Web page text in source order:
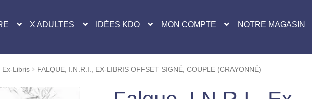
X ADULTES IDÉES KDO MON COMPTE NOTRE MAGASIN
Ex-Libris FALQUE, I.N.R.I., EX-LIBRIS OFFSET SIGNÉ, COUPLE (CRAYONNÉ)